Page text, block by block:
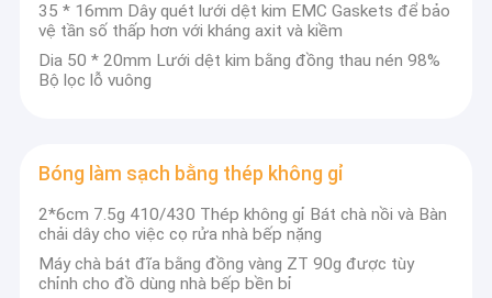
35 * 16mm Dây quét lưới dệt kim EMC Gaskets để bảo
vệ tần số thấp hơn với kháng axit và kiềm
Dia 50 * 20mm Lưới dệt kim bằng đồng thau nén 98%
Bộ lọc lỗ vuông
Bóng làm sạch bằng thép không gỉ
2*6cm 7.5g 410/430 Thép không gỉ Bát chà nồi và Bàn
chải dây cho việc cọ rửa nhà bếp nặng
Máy chà bát đĩa bằng đồng vàng ZT 90g được tùy
chỉnh cho đồ dùng nhà bếp bền bỉ